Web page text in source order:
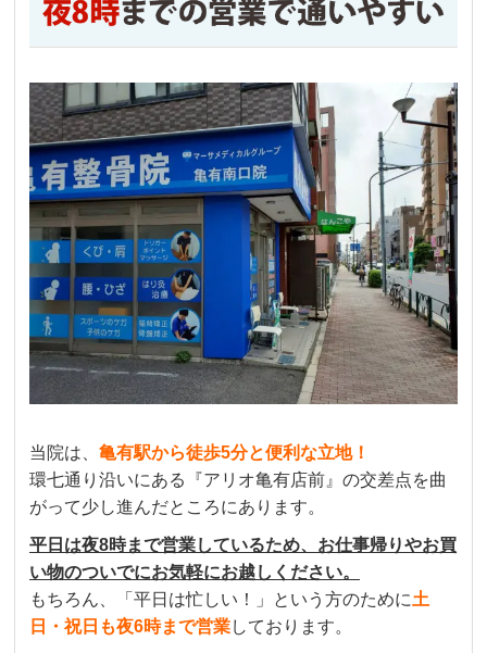
当院は、亀有駅から徒歩5分と便利な立地！
環七通り沿いにある『アリオ亀有店前』の交差点を曲
がって少し進んだところにあります。
平日は夜8時まで営業しているため、お仕事帰りやお買
い物のついでにお気軽にお越しください。
もちろん、「平日は忙しい！」という方のために土
日・祝日も夜6時まで営業しております。